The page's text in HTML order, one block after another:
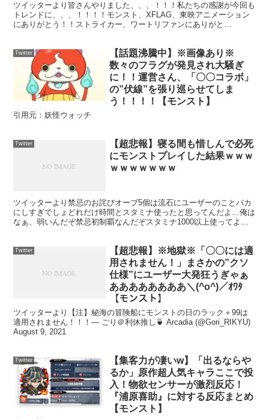
ツイッターより皆さんやりました、、、！！！私たちの感謝が今回も
トレンドに、、、！！！！モンスト、XFLAG、東映アニメーション
にありがとう！！ストライカー、ワートリファンにありがと
Twitter
【話題沸騰中】※画像あり※
数々のフラグが発見され大騒ぎ
に！！運営さん、「〇〇コラボ」
の”伏線”を張り巡らせてしま
う！！！！【モンスト】
引用元：妖怪ウォッチ
Twitter
【超悲報】寝る間も惜しんで必死
にモンストプレイした結果ｗｗｗ
ｗｗｗｗｗｗｗ
ツイッターより禁忌のお詫びオーブ5個は流石にユーザーのことバカ
にしすぎでしょどれだけ時間とスタミナ使ったと思ってんだよ…俺は
なぁ、弱いんだぞ禁忌初制覇なんだぞスタミナ1000以上使ってよう
Twitter
【超悲報】※地獄※「〇〇には適
用されません！」まさかの”クソ
仕様”にユーザー大発狂うぎゃぁ
ああああああああ＼(^o^)／ｵﾜﾀ
【モンスト】
ツイッターより【注】秘海の冒険船にモンストの日のラック＋99は
適用されません！！！— ごり＠利休推し🍵 Arcadia (@Gori_RIKYU)
August 9, 2021
Twitter
【集客力が凄いw】「出るならや
るか」原作超人気キャラここで投
入！物欲センサーが激烈反応！
『浦原喜助』に対する反応まとめ
【モンスト】